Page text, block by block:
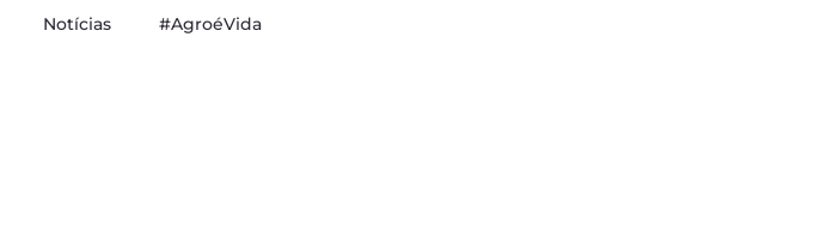
Notícias #AgroéVida